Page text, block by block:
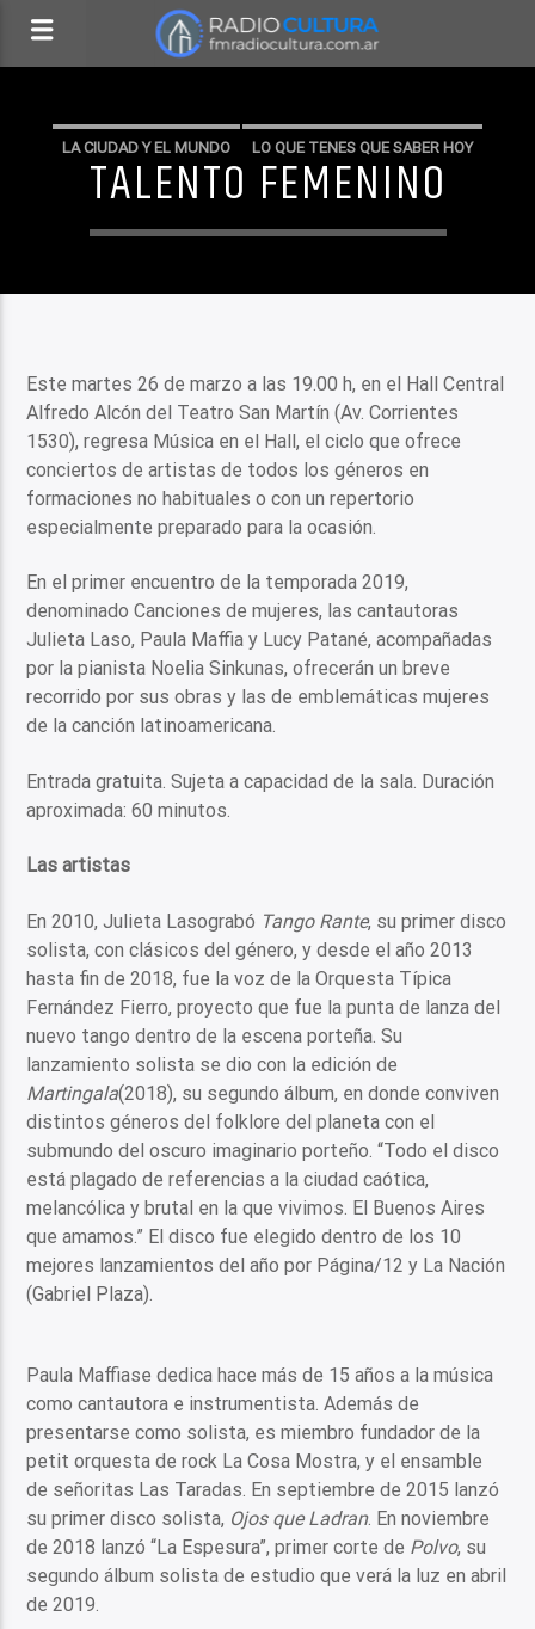
LA CIUDAD Y EL MUNDO LO QUE TENES QUE SABER HOY
TALENTO FEMENINO
Este martes 26 de marzo a las 19.00 h, en el Hall Central
Alfredo Alcón del Teatro San Martín (Av. Corrientes
1530), regresa Música en el Hall, el ciclo que ofrece
conciertos de artistas de todos los géneros en
formaciones no habituales o con un repertorio
especialmente preparado para la ocasión.
En el primer encuentro de la temporada 2019,
denominado Canciones de mujeres, las cantautoras
Julieta Laso, Paula Maffia y Lucy Patané, acompañadas
por la pianista Noelia Sinkunas, ofrecerán un breve
recorrido por sus obras y las de emblemáticas mujeres
de la canción latinoamericana.
Entrada gratuita. Sujeta a capacidad de la sala. Duración
aproximada: 60 minutos.
Las artistas
En 2010, Julieta Lasograbó Tango Rante, su primer disco
solista, con clásicos del género, y desde el año 2013
hasta fin de 2018, fue la voz de la Orquesta Típica
Fernández Fierro, proyecto que fue la punta de lanza del
nuevo tango dentro de la escena porteña. Su
lanzamiento solista se dio con la edición de
Martingala(2018), su segundo álbum, en donde conviven
distintos géneros del folklore del planeta con el
submundo del oscuro imaginario porteño. “Todo el disco
está plagado de referencias a la ciudad caótica,
melancólica y brutal en la que vivimos. El Buenos Aires
que amamos.” El disco fue elegido dentro de los 10
mejores lanzamientos del año por Página/12 y La Nación
(Gabriel Plaza).
Paula Maffiase dedica hace más de 15 años a la música
como cantautora e instrumentista. Además de
presentarse como solista, es miembro fundador de la
petit orquesta de rock La Cosa Mostra, y el ensamble
de señoritas Las Taradas. En septiembre de 2015 lanzó
su primer disco solista, Ojos que Ladran. En noviembre
de 2018 lanzó “La Espesura”, primer corte de Polvo, su
segundo álbum solista de estudio que verá la luz en abril
de 2019.